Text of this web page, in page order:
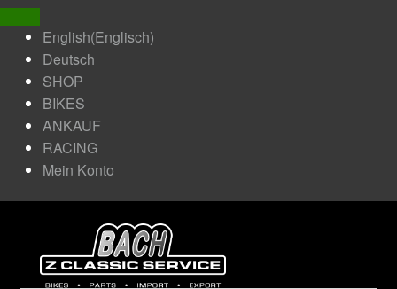
English(Englisch)
Deutsch
SHOP
BIKES
ANKAUF
RACING
Mein Konto